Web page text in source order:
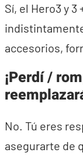
Sí, el Hero3 y
accesorios,
¡Perdí /
No. Tú eres
asegurarte de